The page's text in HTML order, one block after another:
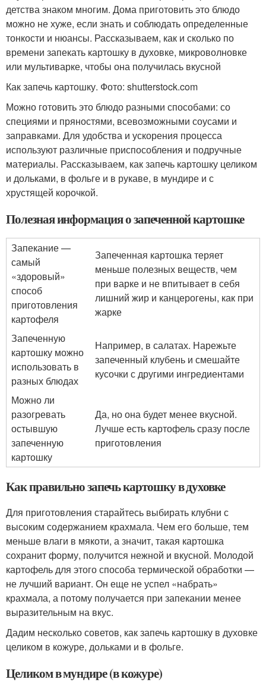
детства знаком многим. Дома приготовить это блюдо
можно не хуже, если знать и соблюдать определенные
тонкости и нюансы. Рассказываем, как и сколько по
времени запекать картошку в духовке, микроволновке
или мультиварке, чтобы она получилась вкусной
Как запечь картошку. Фото: shutterstock.com
Можно готовить это блюдо разными способами: со
специями и пряностями, всевозможными соусами и
заправками. Для удобства и ускорения процесса
используют различные приспособления и подручные
материалы. Рассказываем, как запечь картошку целиком
и дольками, в фольге и в рукаве, в мундире и с
хрустящей корочкой.
Полезная информация о запеченной картошке
Запекание —
самый
«здоровый»
способ
приготовления
картофеля
Запеченная картошка теряет
меньше полезных веществ, чем
при варке и не впитывает в себя
лишний жир и канцерогены, как при
жарке
Запеченную
картошку можно
использовать в
разных блюдах
Например, в салатах. Нарежьте
запеченный клубень и смешайте
кусочки с другими ингредиентами
Можно ли
разогревать
остывшую
запеченную
картошку
Да, но она будет менее вкусной.
Лучше есть картофель сразу после
приготовления
Как правильно запечь картошку в духовке
Для приготовления старайтесь выбирать клубни с
высоким содержанием крахмала. Чем его больше, тем
меньше влаги в мякоти, а значит, такая картошка
сохранит форму, получится нежной и вкусной. Молодой
картофель для этого способа термической обработки —
не лучший вариант. Он еще не успел «набрать»
крахмала, а потому получается при запекании менее
выразительным на вкус.
Дадим несколько советов, как запечь картошку в духовке
целиком в кожуре, дольками и в фольге.
Целиком в мундире (в кожуре)